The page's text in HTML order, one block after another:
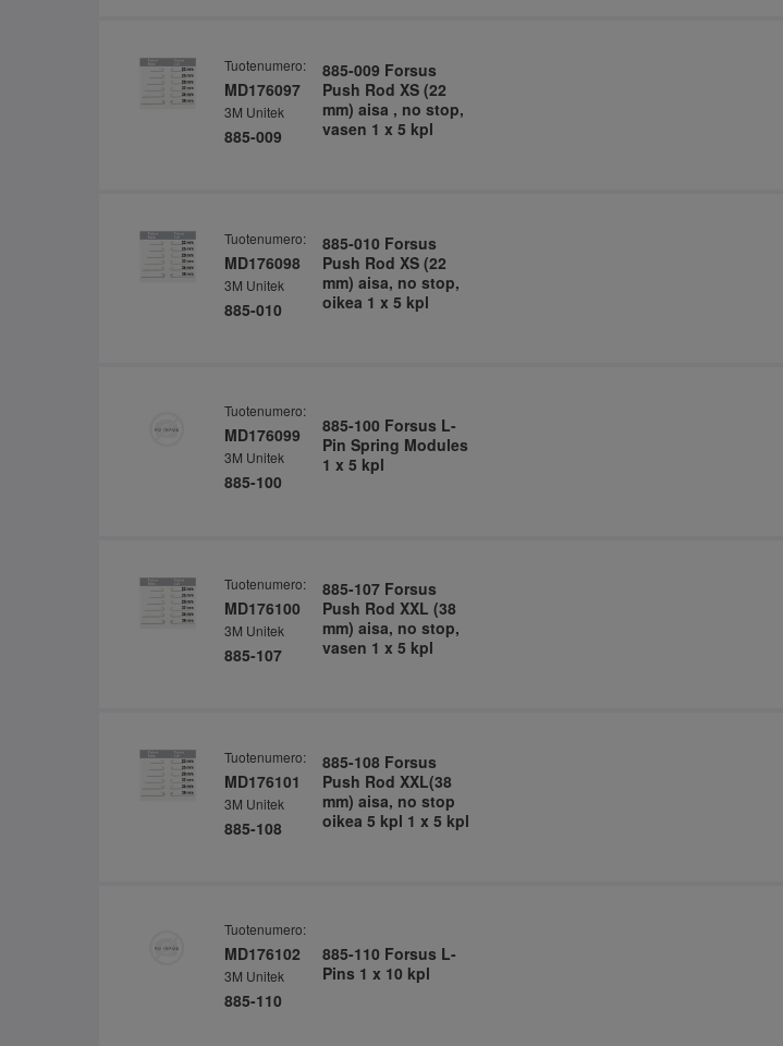
Tuotenumero:
MD176097
3M Unitek
885-009
885-009 Forsus
Push Rod XS (22
mm) aisa , no stop,
vasen 1 x 5 kpl
Tuotenumero:
MD176098
3M Unitek
885-010
885-010 Forsus
Push Rod XS (22
mm) aisa, no stop,
oikea 1 x 5 kpl
Tuotenumero:
MD176099
3M Unitek
885-100
885-100 Forsus L-
Pin Spring Modules
1 x 5 kpl
Tuotenumero:
MD176100
3M Unitek
885-107
885-107 Forsus
Push Rod XXL (38
mm) aisa, no stop,
vasen 1 x 5 kpl
Tuotenumero:
MD176101
3M Unitek
885-108
885-108 Forsus
Push Rod XXL(38
mm) aisa, no stop
oikea 5 kpl 1 x 5 kpl
Tuotenumero:
MD176102
3M Unitek
885-110
885-110 Forsus L-
Pins 1 x 10 kpl